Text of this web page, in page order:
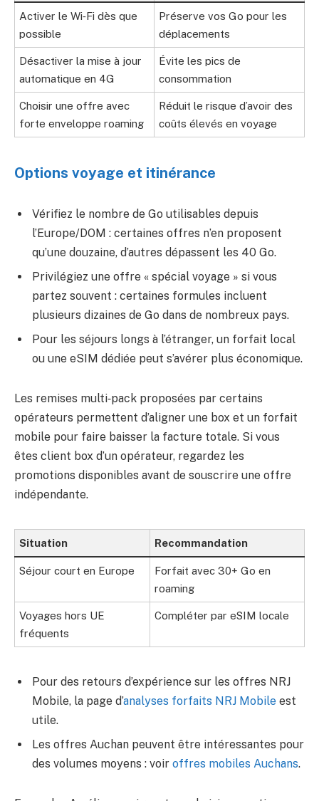
Activer le Wi‑Fi dès que
possible
Préserve vos Go pour les
déplacements
Désactiver la mise à jour
automatique en 4G
Évite les pics de
consommation
Choisir une offre avec
forte enveloppe roaming
Réduit le risque d’avoir des
coûts élevés en voyage
Options voyage et itinérance
Vérifiez le nombre de Go utilisables depuis
l’Europe/DOM : certaines offres n’en proposent
qu’une douzaine, d’autres dépassent les 40 Go.
Privilégiez une offre « spécial voyage » si vous
partez souvent : certaines formules incluent
plusieurs dizaines de Go dans de nombreux pays.
Pour les séjours longs à l’étranger, un forfait local
ou une eSIM dédiée peut s’avérer plus économique.
Les remises multi‑pack proposées par certains
opérateurs permettent d’aligner une box et un forfait
mobile pour faire baisser la facture totale. Si vous
êtes client box d’un opérateur, regardez les
promotions disponibles avant de souscrire une offre
indépendante.
Situation Recommandation
Séjour court en Europe
Forfait avec 30+ Go en
roaming
Voyages hors UE
fréquents
Compléter par eSIM locale
Pour des retours d’expérience sur les offres NRJ
Mobile, la page d’analyses forfaits NRJ Mobile est
utile.
Les offres Auchan peuvent être intéressantes pour
des volumes moyens : voir offres mobiles Auchans.